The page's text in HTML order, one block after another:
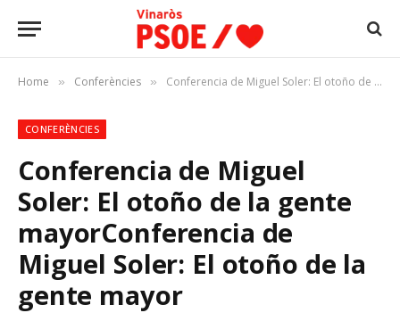
Home » Conferències » Conferencia de Miguel Soler: El otoño de la gente mayorConferencia de Miguel Soler: El otoño de la gente mayor
CONFERÈNCIES
Conferencia de Miguel
Soler: El otoño de la gente
mayorConferencia de
Miguel Soler: El otoño de la
gente mayor